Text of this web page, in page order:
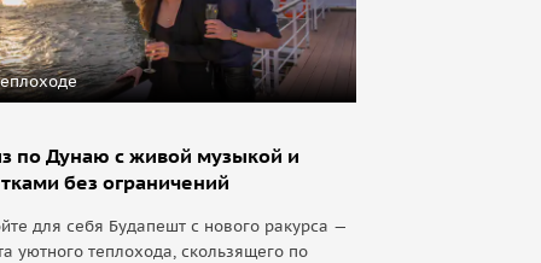
по Дунаю с живой музыкой и
без ограничений
для себя Будапешт с нового ракурса —
уютного теплохода, скользящего по